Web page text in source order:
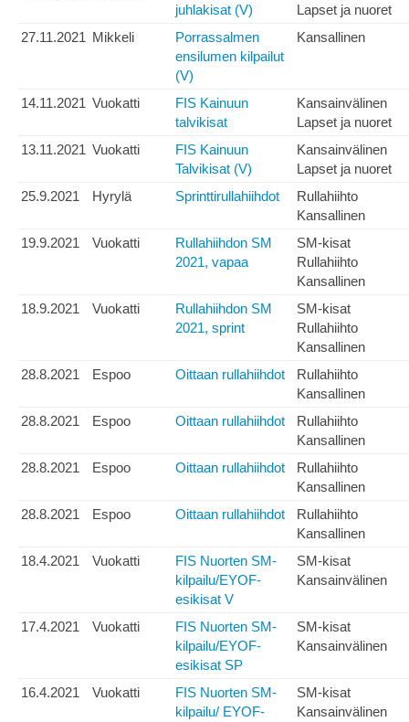
juhlakisat (V)
Lapset ja nuoret
27.11.2021 Mikkeli
Porrassalmen
ensilumen kilpailut
(V)
Kansallinen
14.11.2021 Vuokatti
FIS Kainuun
talvikisat
Kansainvälinen
Lapset ja nuoret
13.11.2021 Vuokatti
FIS Kainuun
Talvikisat (V)
Kansainvälinen
Lapset ja nuoret
25.9.2021
Hyrylä Sprinttirullahiihdot
Rullahiihto
Kansallinen
19.9.2021
Vuokatti
Rullahiihdon SM
2021, vapaa
SM-kisat
Rullahiihto
Kansallinen
18.9.2021
Vuokatti
Rullahiihdon SM
2021, sprint
SM-kisat
Rullahiihto
Kansallinen
28.8.2021
Espoo Oittaan rullahiihdot
Rullahiihto
Kansallinen
28.8.2021
Espoo Oittaan rullahiihdot
Rullahiihto
Kansallinen
28.8.2021
Espoo Oittaan rullahiihdot
Rullahiihto
Kansallinen
28.8.2021
Espoo Oittaan rullahiihdot
Rullahiihto
Kansallinen
18.4.2021
Vuokatti
FIS Nuorten SM-
kilpailu/EYOF-
esikisat V
SM-kisat
Kansainvälinen
17.4.2021 Vuokatti
FIS Nuorten SM-
kilpailu/EYOF-
esikisat SP
SM-kisat
Kansainvälinen
16.4.2021 Vuokatti
FIS Nuorten SM-
kilpailu/ EYOF-
SM-kisat
Kansainvälinen